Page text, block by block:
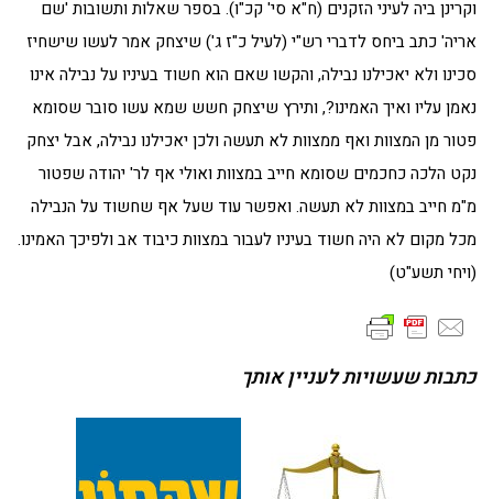
וקרינן ביה לעיני הזקנים (ח"א סי' קכ"ו). בספר שאלות ותשובות 'שם
אריה' כתב ביחס לדברי רש"י (לעיל כ"ז ג') שיצחק אמר לעשו שישחיז
סכינו ולא יאכילנו נבילה, והקשו שאם הוא חשוד בעיניו על נבילה אינו
נאמן עליו ואיך האמינו?, ותירץ שיצחק חשש שמא עשו סובר שסומא
פטור מן המצוות ואף ממצוות לא תעשה ולכן יאכילנו נבילה, אבל יצחק
נקט הלכה כחכמים שסומא חייב במצוות ואולי אף לר' יהודה שפטור
מ"מ חייב במצוות לא תעשה. ואפשר עוד שעל אף שחשוד על הנבילה
מכל מקום לא היה חשוד בעיניו לעבור במצוות כיבוד אב ולפיכך האמינו.
(ויחי תשע"ט)
כתבות שעשויות לעניין אותך